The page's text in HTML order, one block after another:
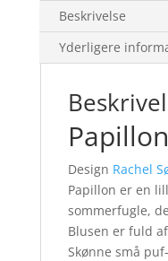
Beskrivelse
Yderligere
Papillon
Design Rachel
Papillon er en
sommerfugle,
Blusen er fuld
Skønne små